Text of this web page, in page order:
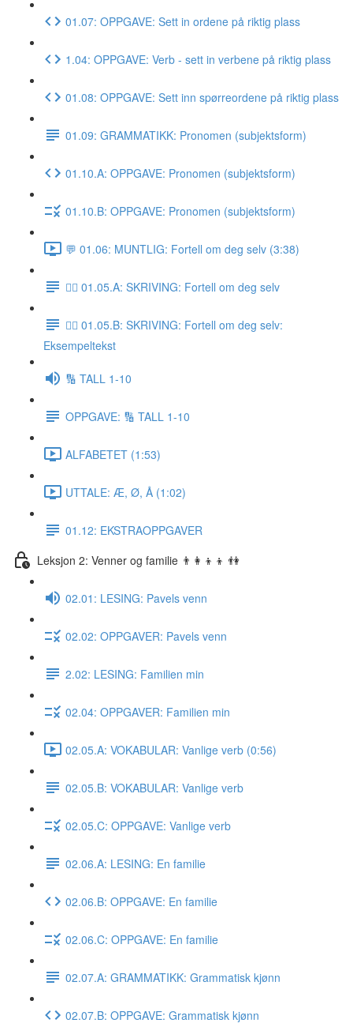
01.07: OPPGAVE: Sett in ordene på riktig plass
1.04: OPPGAVE: Verb - sett in verbene på riktig plass
01.08: OPPGAVE: Sett inn spørreordene på riktig plass
01.09: GRAMMATIKK: Pronomen (subjektsform)
01.10.A: OPPGAVE: Pronomen (subjektsform)
01.10.B: OPPGAVE: Pronomen (subjektsform)
💬 01.06: MUNTLIG: Fortell om deg selv (3:38)
✍🏼 01.05.A: SKRIVING: Fortell om deg selv
✍🏼 01.05.B: SKRIVING: Fortell om deg selv:
Eksempeltekst
🔢 TALL 1-10
OPPGAVE: 🔢 TALL 1-10
ALFABETET (1:53)
UTTALE: Æ, Ø, Å (1:02)
01.12: EKSTRAOPPGAVER
Leksjon 2: Venner og familie 👨‍👩‍👦‍👦 👫
02.01: LESING: Pavels venn
02.02: OPPGAVER: Pavels venn
2.02: LESING: Familien min
02.04: OPPGAVER: Familien min
02.05.A: VOKABULAR: Vanlige verb (0:56)
02.05.B: VOKABULAR: Vanlige verb
02.05.C: OPPGAVE: Vanlige verb
02.06.A: LESING: En familie
02.06.B: OPPGAVE: En familie
02.06.C: OPPGAVE: En familie
02.07.A: GRAMMATIKK: Grammatisk kjønn
02.07.B: OPPGAVE: Grammatisk kjønn